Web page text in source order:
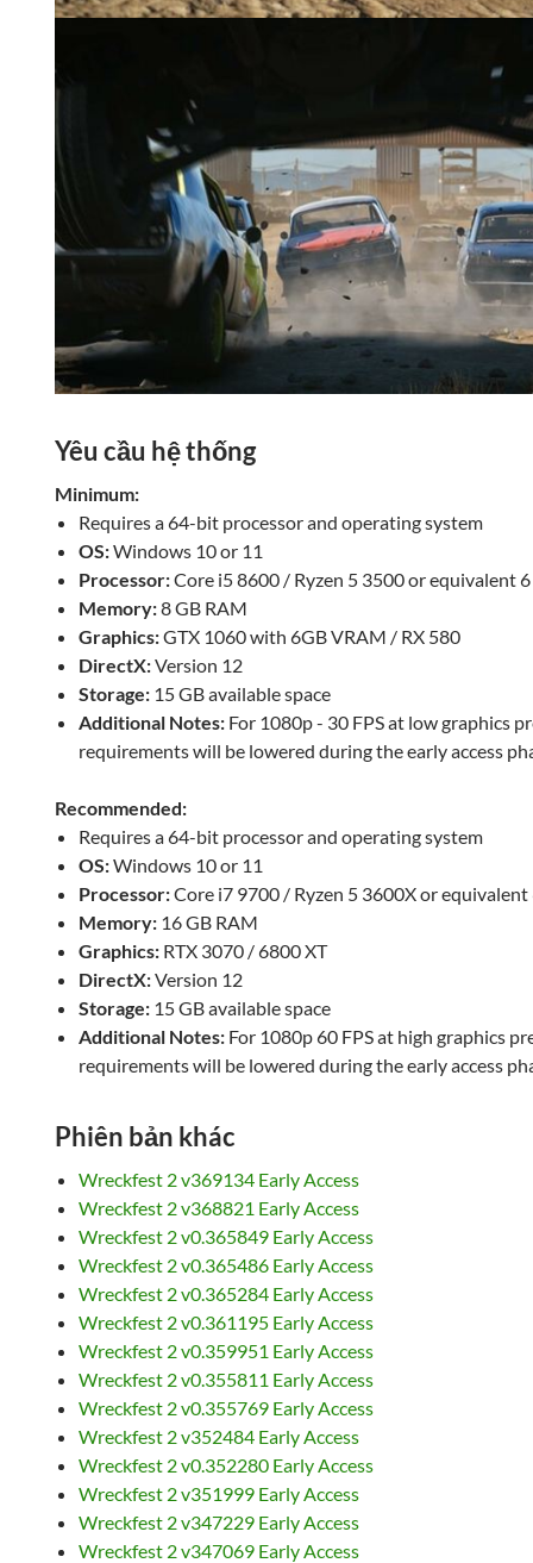
Yêu cầu hệ thống
Minimum:
Requires a 64-bit processor and operating system
OS:Windows 10 or 11
Processor:Core i5 8600 / Ryzen 5 3500 or equivalent
Memory:8 GB RAM
Graphics:GTX 1060 with 6GB VRAM / RX 580
DirectX:Version 12
Storage: 15 GB available space
Additional Notes: For 1080p - 30 FPS at low graphics
requirements will be lowered during the early access
Recommended:
Requires a 64-bit processor and operating system
OS:Windows 10 or 11
Processor:Core i7 9700 / Ryzen 5 3600X or equivalent
Memory: 16 GB RAM
Graphics: RTX 3070 / 6800 XT
DirectX:Version 12
Storage: 15 GB available space
Additional Notes: For 1080p 60 FPS at high graphics
requirements will be lowered during the early access
Phiên bản khác
Wreckfest 2 v369134 Early Access
Wreckfest 2 v368821 Early Access
Wreckfest 2 v0.365849 Early Access
Wreckfest 2 v0.365486 Early Access
Wreckfest 2 v0.365284 Early Access
Wreckfest 2 v0.361195 Early Access
Wreckfest 2 v0.359951 Early Access
Wreckfest 2 v0.355811 Early Access
Wreckfest 2 v0.355769 Early Access
Wreckfest 2 v352484 Early Access
Wreckfest 2 v0.352280 Early Access
Wreckfest 2 v351999 Early Access
Wreckfest 2 v347229 Early Access
Wreckfest 2 v347069 Early Access